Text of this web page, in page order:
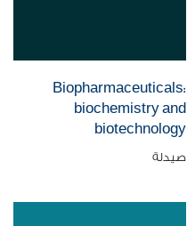
Biopharmaceuticals:
biochemistry and
biotechnology
صيدلة